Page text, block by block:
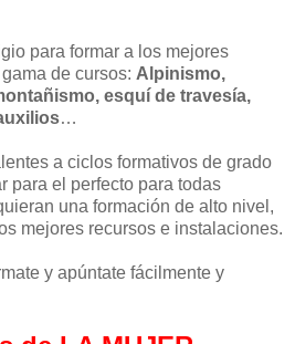
para formar a los mejores
de cursos: Alpinismo,
esquí de travesía,
…
a ciclos formativos de grado
para el perfecto para todas
una formación de alto nivel,
mejores recursos e instalaciones.
y apúntate fácilmente y